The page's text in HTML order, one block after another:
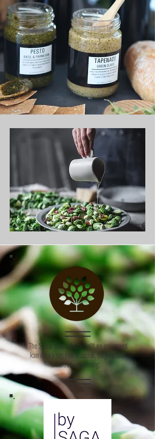
The Spice Tree erbjuder allt en gourmand
kan önska sig, i en klassisk, elegant och
tidlös förpackning.